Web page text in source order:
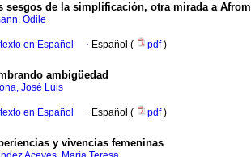
sesgos de la simplificación, otra mirada a
Odile
texto en Español · Español ( pdf)
ambigüedad
José Luis
texto en Español · Español ( pdf)
y vivencias femeninas